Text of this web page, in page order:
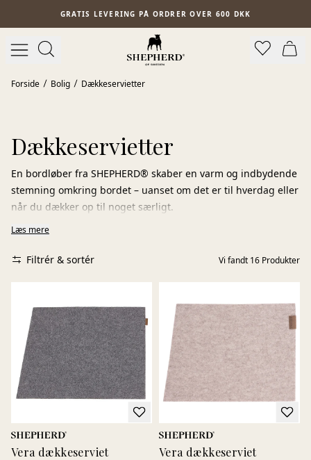
Spring til hovedindholdGRATIS LEVERING PÅ ORDRER OVER 600 DKK
Forside Bolig Dækkeservietter
Dækkeservietter
En bordløber fra SHEPHERD® skaber en varm og indbydende
stemning omkring bordet – uanset om det er til hverdag eller
når du dækker op til noget særligt.
Den filtede uld er et naturligt materiale med unikke
vedligeholde, samtidig med at den tilfører en blød og
levende struktur til borddækningen. Hver løber har sit eget
udtryk – formet af håndværk og naturens variation.
Findes i flere størrelser og passer lige så fint på spisebordet
som på andre overflader i hjemmet.
Læs mere
Filtrér & sortér Vi fandt 16 Produkter
Vera dækkeserviet Vera dækkeserviet